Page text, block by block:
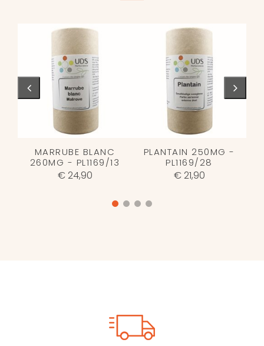
MARRUBE BLANC
260MG - PL1169/13
€ 24,90
PLANTAIN 250MG -
PL1169/28
€ 21,90